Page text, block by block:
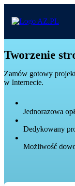
Tworzenie
Zamów gotowy
w Internecie.
Jednorazowa
Dedykowany
Możliwość